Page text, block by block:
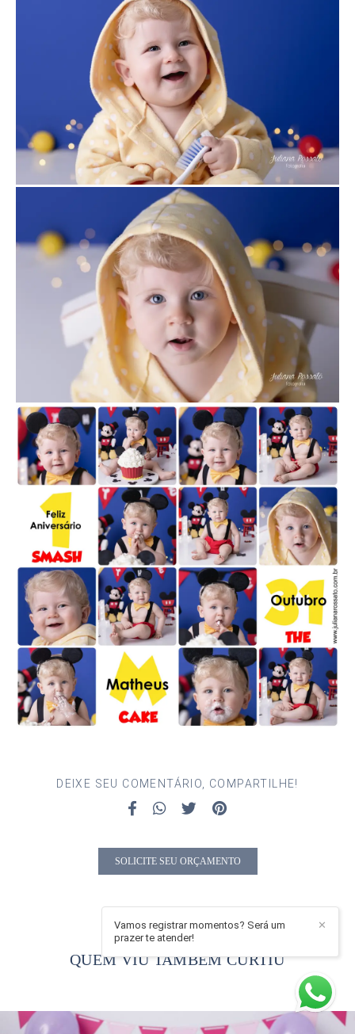
DEIXE SEU COMENTÁRIO, COMPARTILHE!
SOLICITE SEU ORÇAMENTO
QUEM VIU TAMBÉM CURTIU
✕
Vamos registrar momentos? Será um
prazer te atender!